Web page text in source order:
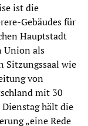
ist die
Gebäudes für
Hauptstadt
Union als
Sitzungssaal wie
von
mit 30
hält die
„eine Rede